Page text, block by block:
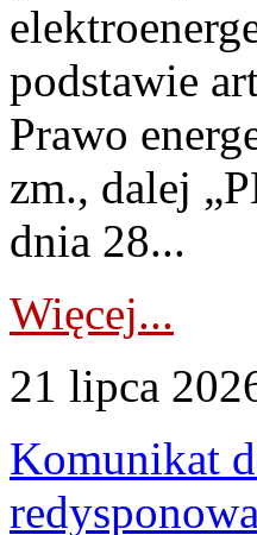
podstawie
Prawo
zm., dalej
dnia 28...
Więcej...
21 lipca
Komunikat